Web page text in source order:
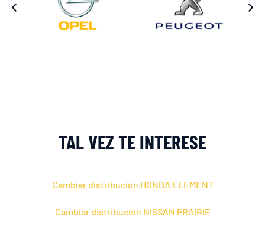
TAL VEZ TE INTERESE
Cambiar distribución HONDA ELEMENT
Cambiar distribución NISSAN PRAIRIE